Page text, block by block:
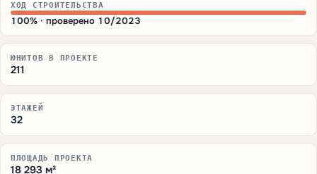
ХОД СТРОИТЕЛЬСТВА
100% · проверено 10/2023
ЮНИТОВ В ПРОЕКТЕ
211
ЭТАЖЕЙ
32
ПЛОЩАДЬ ПРОЕКТА
18 293 м²